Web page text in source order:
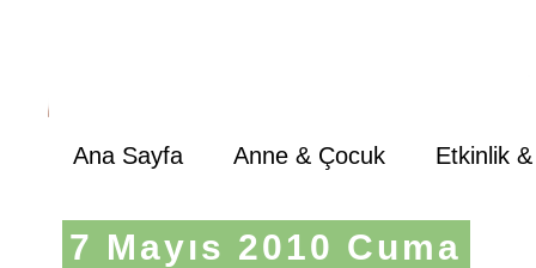
Ana Sayfa Anne & Çocuk Etkinlik
7 Mayıs 2010 Cuma